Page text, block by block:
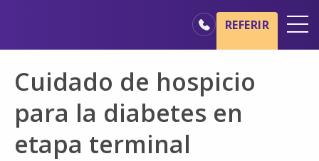
Básicos del cuidado de hospicio
Nuestros servicios
Profesionales médicos
REFERIR
Cuidado de hospicio
para la diabetes en
etapa terminal